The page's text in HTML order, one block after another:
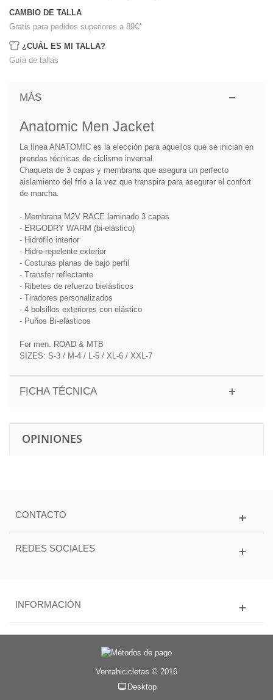
CAMBIO DE TALLA
Gratis para pedidos superiores a 89€*
¿CUÁL ES MI TALLA?
Guía de tallas
MÁS
Anatomic Men Jacket
La línea ANATOMIC es la elección para aquellos que se inician en
prendas técnicas de ciclismo invernal.
Chaqueta de 3 capas y membrana que asegura un perfecto
aislamiento del frío a la vez que transpira para asegurar el confort
de marcha.
- Membrana M2V RACE laminado 3 capas
- ERGODRY WARM (bi-elástico)
- Hidrófilo interior
- Hidro-repelente exterior
- Costuras planas de bajo perfil
- Transfer reflectante
- Ribetes de refuerzo bielásticos
- Tiradores personalizados
- 4 bolsillos exteriores con elástico
- Puños Bi-elásticos
For men. ROAD & MTB
SIZES: S-3 / M-4 / L-5 / XL-6 / XXL-7
FICHA TÉCNICA
OPINIONES
CONTACTO
REDES SOCIALES
INFORMACIÓN
Ventabicicletas © 2016
Desktop